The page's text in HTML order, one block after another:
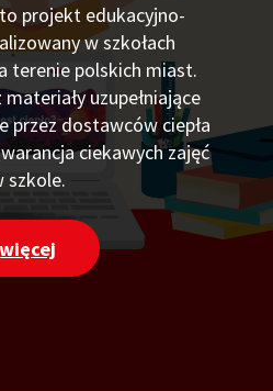
to projekt edukacyjno-
w szkołach
terenie polskich miast.
uzupełniające
przez dostawców ciepła
ciekawych zajęć
szkole.
więcej